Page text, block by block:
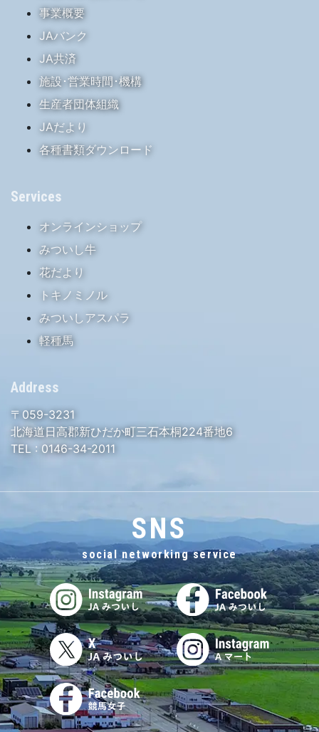
事業概要
JAバンク
JA共済
施設･営業時間･機構
生産者団体組織
JAだより
各種書類ダウンロード
Services
オンラインショップ
みついし牛
花だより
トキノミノル
みついしアスパラ
軽種馬
Address
〒059-3231
北海道日高郡新ひだか町三石本桐224番地6
TEL : 0146-34-2011
SNS
social networking service